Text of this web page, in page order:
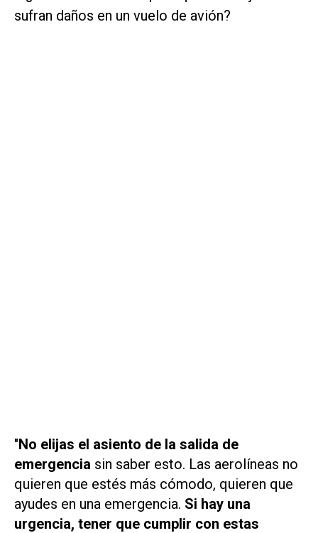
"No elijas el asiento de la salida de
emergencia sin saber esto. Las aerolíneas no
quieren que estés más cómodo, quieren que
ayudes en una emergencia. Si hay una
urgencia, tener que cumplir con estas